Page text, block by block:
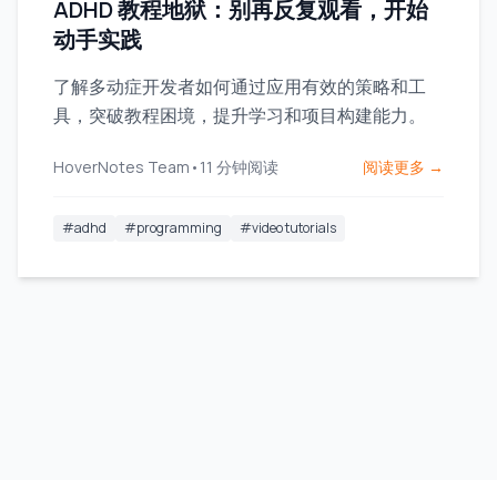
ADHD 教程地狱：别再反复观看，开始
动手实践
了解多动症开发者如何通过应用有效的策略和工
具，突破教程困境，提升学习和项目构建能力。
HoverNotes Team • 11 分钟阅读 阅读更多 →
#adhd #programming #video tutorials